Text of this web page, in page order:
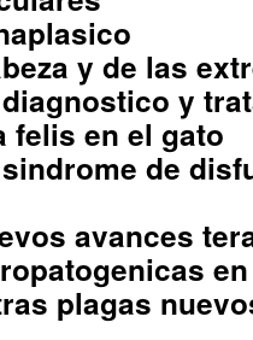
y de las
y
felis en el gato
de
avances
plagas